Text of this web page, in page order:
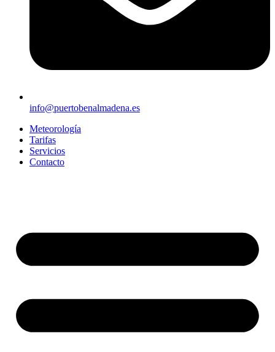
info@puertobenalmadena.es
Meteorología
Tarifas
Servicios
Contacto